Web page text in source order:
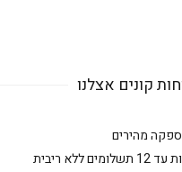
קונים אצלנו
מהירים
ללא ריבית